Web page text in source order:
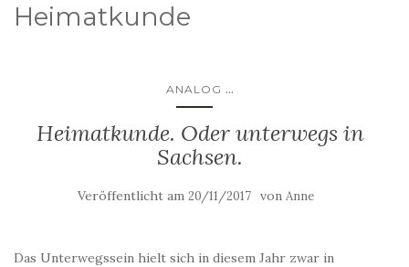
Heimatkunde
ANALOG ...
Heimatkunde. Oder unterwegs in
Sachsen.
Veröffentlicht am 20/11/2017 von Anne
Das Unterwegssein hielt sich in diesem Jahr zwar in